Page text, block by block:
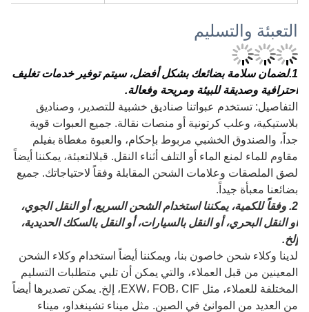
التعبئة والتسليم
1.لضمان سلامة بضائعك بشكل أفضل، سيتم توفير خدمات تغليف
احترافية وصديقة للبيئة ومريحة وفعالة.
التفاصيل: تستخدم عبواتنا صناديق خشبية للتصدير، وصناديق
بلاستيكية، وعلب كرتونية أو منصات نقالة. جميع العبوات قوية
جداً، والصندوق الخشبي مربوط بإحكام، والعبوة مغطاة بفيلم
مقاوم للماء لمنع الماء أو التلف أثناء النقل. قبلالتعبئة، يمكننا أيضاً
لصق الملصقات وعلامات الشحن المقابلة وفقاً لاحتياجاتك. جميع
بضائعنا معبأة جيداً.
2. وفقاً للكمية، يمكننا استخدام الشحن السريع، أو النقل الجوي،
أو النقل البحري، أو النقل بالسيارات، أو النقل بالسكك الحديدية،
إلخ.
لدينا وكلاء شحن خاصون بنا، ويمكننا أيضاً استخدام وكلاء الشحن
المعينين من قبل العملاء، والتي يمكن أن تلبي متطلبات التسليم
المختلفة للعملاء، مثل EXW، FOB، CIF، إلخ. يمكن تصديرها أيضاً
من العديد من الموانئ في الصين. مثل ميناء تشينغداو، ميناء